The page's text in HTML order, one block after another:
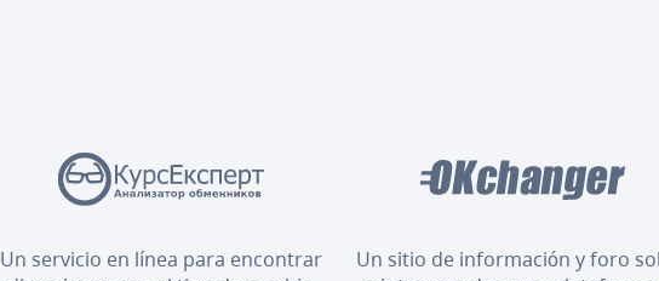
Un servicio en línea para encontrar
Un sitio de información y foro